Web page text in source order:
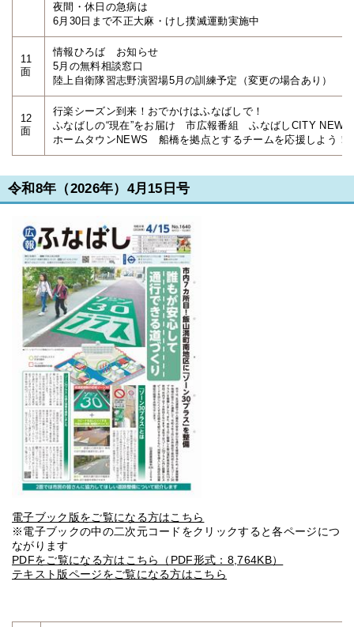
夜間・休日の急病は
6月30日まで不正大麻・けし撲滅運動実施中
11
面
情報ひろば お知らせ
5月の無料相談窓口
陸上自衛隊習志野演習場5月の訓練予定（変更の場合あり）
12
面
行楽シーズン到来！おでかけはふなばしで！
ふなばしの“現在”をお届け 市広報番組 ふなばしCITY NEWS
ホームタウンNEWS 船橋を拠点とするチームを応援しよう！
令和8年（2026年）4月15日号
電子ブック版をご覧になる方はこちら
※電子ブックの中の二次元コードをクリックすると各ページにつ
ながります
PDFをご覧になる方はこちら（PDF形式：8,764KB）
テキスト版ページをご覧になる方はこちら